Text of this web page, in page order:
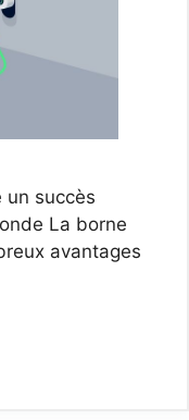
un succès
La borne
avantages